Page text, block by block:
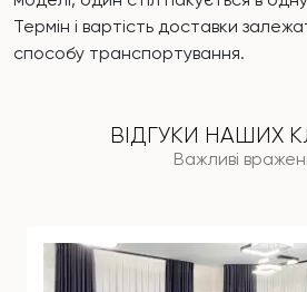
Термін і вартість доставки
способу транспортування.
ВІДГУКИ НАШИХ
Важливі